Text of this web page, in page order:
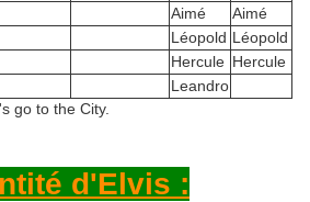
Aimé
Aimé
Léopold Léopold
Hercule Hercule
Leandro
go to the City.
d'Elvis :